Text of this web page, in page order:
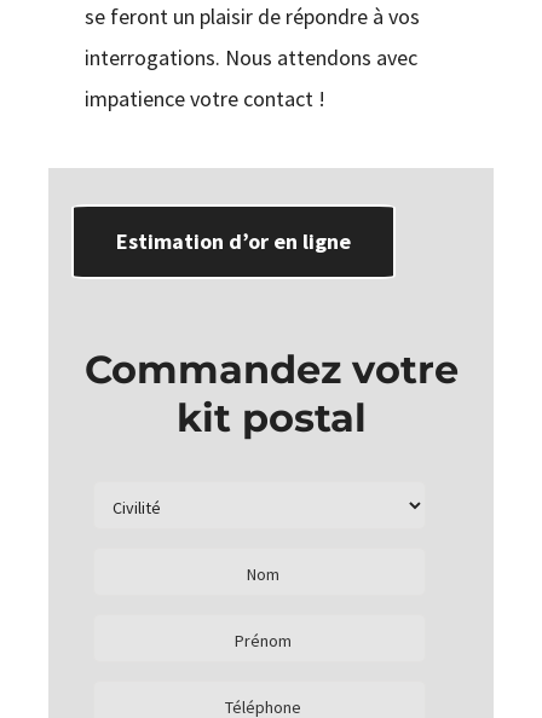
se feront un plaisir de répondre à vos
interrogations. Nous attendons avec
impatience votre contact !
Estimation d’or en ligne
Commandez votre
kit postal